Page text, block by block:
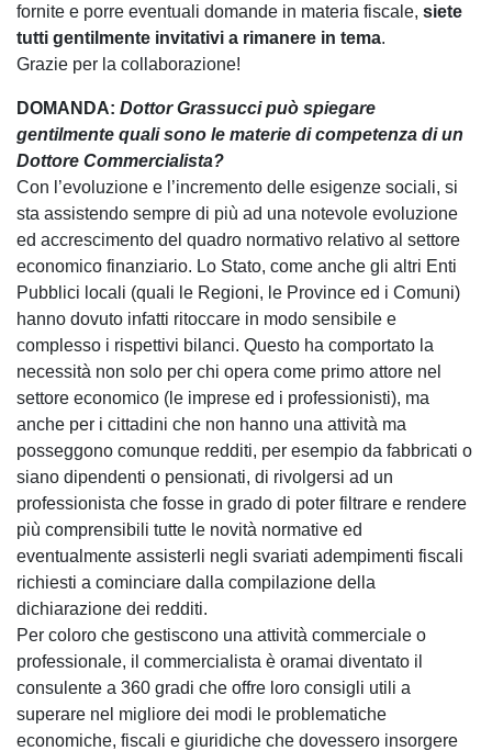
fornite e porre eventuali domande in materia fiscale, siete
tutti gentilmente invitativi a rimanere in tema.
Grazie per la collaborazione!
DOMANDA: Dottor Grassucci può spiegare
gentilmente quali sono le materie di competenza di un
Dottore Commercialista?
Con l’evoluzione e l’incremento delle esigenze sociali, si
sta assistendo sempre di più ad una notevole evoluzione
ed accrescimento del quadro normativo relativo al settore
economico finanziario. Lo Stato, come anche gli altri Enti
Pubblici locali (quali le Regioni, le Province ed i Comuni)
hanno dovuto infatti ritoccare in modo sensibile e
complesso i rispettivi bilanci. Questo ha comportato la
necessità non solo per chi opera come primo attore nel
settore economico (le imprese ed i professionisti), ma
anche per i cittadini che non hanno una attività ma
posseggono comunque redditi, per esempio da fabbricati o
siano dipendenti o pensionati, di rivolgersi ad un
professionista che fosse in grado di poter filtrare e rendere
più comprensibili tutte le novità normative ed
eventualmente assisterli negli svariati adempimenti fiscali
richiesti a cominciare dalla compilazione della
dichiarazione dei redditi.
Per coloro che gestiscono una attività commerciale o
professionale, il commercialista è oramai diventato il
consulente a 360 gradi che offre loro consigli utili a
superare nel migliore dei modi le problematiche
economiche, fiscali e giuridiche che dovessero insorgere